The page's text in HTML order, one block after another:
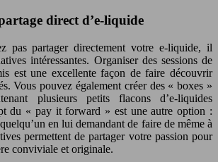
direct d’e-liquide
pas partager directement votre e-liquide, il
intéressantes. Organiser des sessions de
est une excellente façon de faire découvrir
Vous pouvez également créer des « boxes »
plusieurs petits flacons d’e-liquides
du « pay it forward » est une autre option :
en lui demandant de faire de même à
permettent de partager votre passion pour
conviviale et originale.